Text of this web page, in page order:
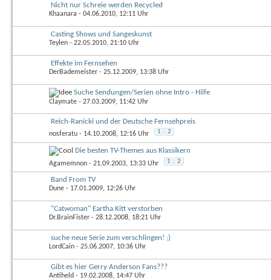
Nicht nur Schreie werden Recycled
Khaanara - 04.06.2010, 12:11 Uhr
Casting Shows und Sangeskunst
Teylen - 22.05.2010, 21:10 Uhr
Effekte im Fernsehen
DerBademeister - 25.12.2009, 13:38 Uhr
Suche Sendungen/Serien ohne Intro - Hilfe
Claymate - 27.03.2009, 11:42 Uhr
Reich-Ranicki und der Deutsche Fernsehpreis
nosferatu - 14.10.2008, 12:16 Uhr 1 2
Die besten TV-Themes aus Klassikern
Agamemnon - 21.09.2003, 13:33 Uhr 1 2
Band From TV
Dune - 17.01.2009, 12:26 Uhr
"Catwoman" Eartha Kitt verstorben
Dr.BrainFister - 28.12.2008, 18:21 Uhr
suche neue Serie zum verschlingen! ;)
LordCain - 25.06.2007, 10:36 Uhr
Gibt es hier Gerry Anderson Fans???
Antiheld - 19.02.2008, 14:47 Uhr